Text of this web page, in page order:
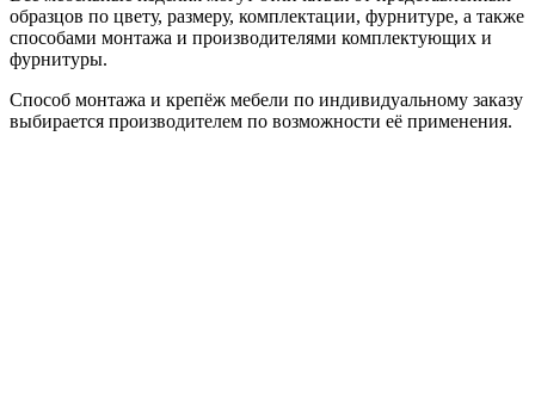
образцов по цвету, размеру, комплектации, фурнитуре, а также
способами монтажа и производителями комплектующих и
фурнитуры.
Способ монтажа и крепёж мебели по индивидуальному заказу
выбирается производителем по возможности её применения.